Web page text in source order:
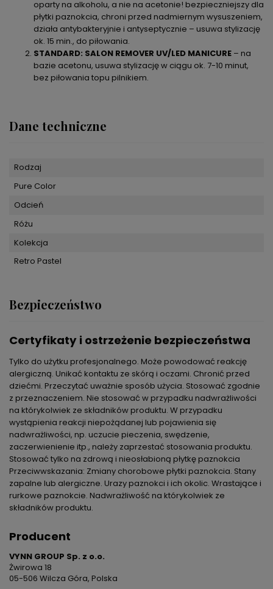
oparty na alkoholu, a nie na acetonie! bezpieczniejszy dla
płytki paznokcia, chroni przed nadmiernym wysuszeniem,
działa antybakteryjnie i antyseptycznie – usuwa stylizację
ok. 15 min., do piłowania.
STANDARD: SALON REMOVER UV/LED MANICURE – na
bazie acetonu, usuwa stylizację w ciągu ok. 7-10 minut,
bez piłowania topu pilnikiem.
Dane techniczne
Rodzaj
Pure Color
Odcień
Różu
Kolekcja
Retro Pastel
Bezpieczeństwo
Certyfikaty i ostrzeżenie bezpieczeństwa
Tylko do użytku profesjonalnego. Może powodować reakcję
alergiczną. Unikać kontaktu ze skórą i oczami. Chronić przed
dziećmi. Przeczytać uważnie sposób użycia. Stosować zgodnie
z przeznaczeniem. Nie stosować w przypadku nadwrażliwości
na którykolwiek ze składników produktu. W przypadku
wystąpienia reakcji niepożądanej lub pojawienia się
nadwrażliwości, np. uczucie pieczenia, swędzenie,
zaczerwienienie itp., należy zaprzestać stosowania produktu.
Stosować tylko na zdrową i nieosłabioną płytkę paznokcia
Przeciwwskazania: Zmiany chorobowe płytki paznokcia. Stany
zapalne lub alergiczne. Urazy paznokci i ich okolic. Wrastające i
rurkowe paznokcie. Nadwrażliwość na którykolwiek ze
składników produktu.
Producent
VYNN GROUP Sp. z o.o.
Żwirowa 18
05-506 Wilcza Góra, Polska